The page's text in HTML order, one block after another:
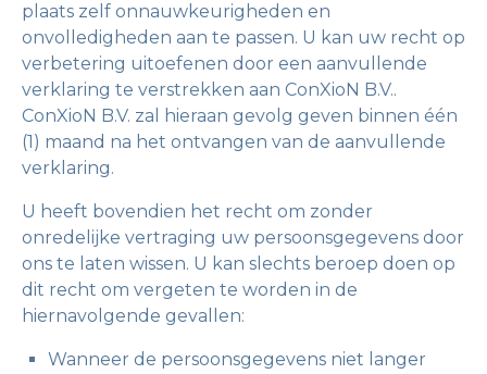
plaats zelf onnauwkeurigheden en
onvolledigheden aan te passen. U kan uw recht op
verbetering uitoefenen door een aanvullende
verklaring te verstrekken aan ConXioN B.V..
ConXioN B.V. zal hieraan gevolg geven binnen één
(1) maand na het ontvangen van de aanvullende
verklaring.
U heeft bovendien het recht om zonder
onredelijke vertraging uw persoonsgegevens door
ons te laten wissen. U kan slechts beroep doen op
dit recht om vergeten te worden in de
hiernavolgende gevallen:
Wanneer de persoonsgegevens niet langer